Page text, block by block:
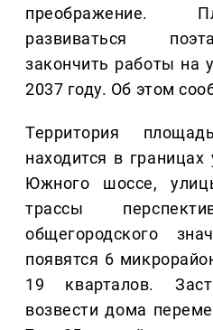
преображение.
развиваться
закончить работы на
2037 году. Об этом
Территория
находится в
Южного шоссе,
трассы
общегородского
появятся 6
19 кварталов.
возвести дома